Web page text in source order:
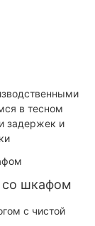
в тесном
задержек и
со шкафом